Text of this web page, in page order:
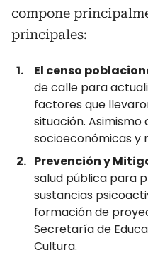
compone
principales:
El censo
de calle para
factores que
situación.
socioeconómicas y
Prevención y
salud pública para
sustancias
formación de
Secretaría de
Cultura.